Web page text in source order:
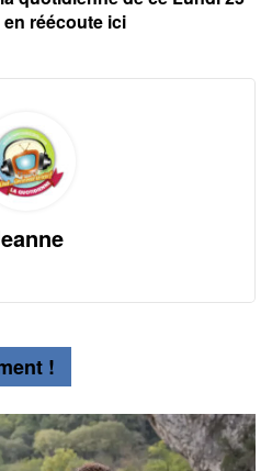
en réécoute ici
!